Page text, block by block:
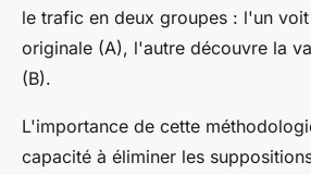
le trafic en deux groupes : l'un
originale (A), l'autre découvre la
(B).
L'importance de cette
capacité à éliminer les